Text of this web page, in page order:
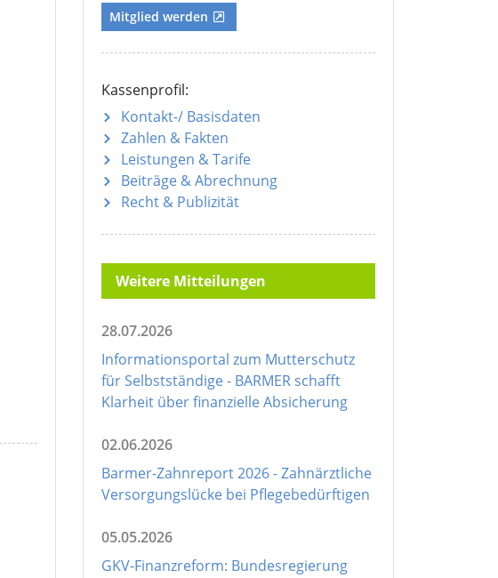
Mitglied werden
Kassenprofil:
Kontakt-/ Basisdaten
Zahlen & Fakten
Leistungen & Tarife
Beiträge & Abrechnung
Recht & Publizität
Weitere Mitteilungen
28.07.2026
Informationsportal zum Mutterschutz
für Selbstständige - BARMER schafft
Klarheit über finanzielle Absicherung
02.06.2026
Barmer-Zahnreport 2026 - Zahnärztliche
Versorgungslücke bei Pflegebedürftigen
05.05.2026
GKV-Finanzreform: Bundesregierung